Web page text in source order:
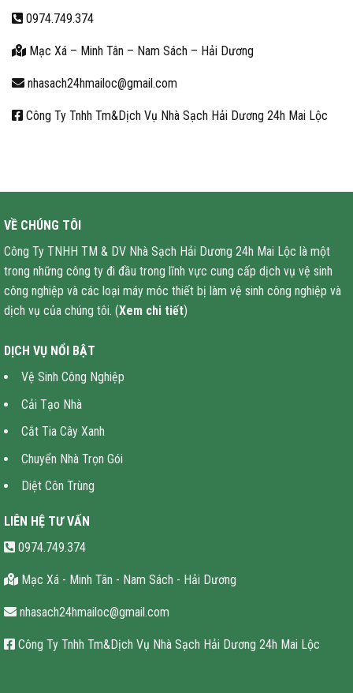
0974.749.374
Mạc Xá – Minh Tân – Nam Sách – Hải Dương
nhasach24hmailoc@gmail.com
Công Ty Tnhh Tm&Dịch Vụ Nhà Sạch Hải Dương 24h Mai Lộc
VỀ CHÚNG TÔI
Công Ty TNHH TM & DV Nhà Sạch Hải Dương 24h Mai Lộc là một
trong những công ty đi đầu trong lĩnh vực cung cấp dịch vụ vệ sinh
công nghiệp và các loại máy móc thiết bị làm vệ sinh công nghiệp và
dịch vụ của chúng tôi. (Xem chi tiết)
DỊCH VỤ NỔI BẬT
Vệ Sinh Công Nghiệp
Cải Tạo Nhà
Cắt Tia Cây Xanh
Chuyển Nhà Trọn Gói
Diệt Côn Trùng
LIÊN HỆ TƯ VẤN
0974.749.374
Mạc Xá - Minh Tân - Nam Sách - Hải Dương
nhasach24hmailoc@gmail.com
Công Ty Tnhh Tm&Dịch Vụ Nhà Sạch Hải Dương 24h Mai Lộc